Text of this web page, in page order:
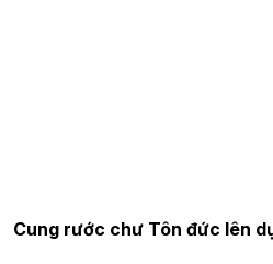
Cung rước chư Tôn đức lên